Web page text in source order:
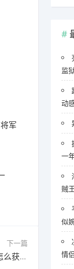
军
下一篇
下一篇：决战平安京情侣式神?(决战平安京情侣式神怎么获得)
监
动
一
贼
似
情